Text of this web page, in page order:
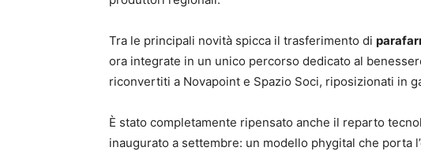
Tra le principali novità spicca il trasferimento di
ora integrate in un unico percorso dedicato al
riconvertiti a Novapoint e Spazio Soci, riposizionati in
È stato completamente ripensato anche il reparto
inaugurato a settembre: un modello phygital che porta